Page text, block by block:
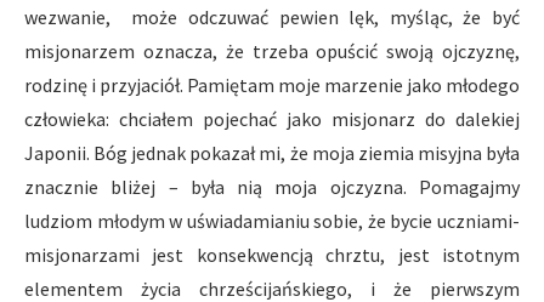
wezwanie, może odczuwać pewien lęk, myśląc, że być
misjonarzem oznacza, że trzeba opuścić swoją ojczyznę,
rodzinę i przyjaciół. Pamiętam moje marzenie jako młodego
człowieka: chciałem pojechać jako misjonarz do dalekiej
Japonii. Bóg jednak pokazał mi, że moja ziemia misyjna była
znacznie bliżej – była nią moja ojczyzna. Pomagajmy
ludziom młodym w uświadamianiu sobie, że bycie uczniami-
misjonarzami jest konsekwencją chrztu, jest istotnym
elementem życia chrześcijańskiego, i że pierwszym